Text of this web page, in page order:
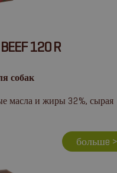
120 R
собак
масла и жиры 32%, сырая
большe >